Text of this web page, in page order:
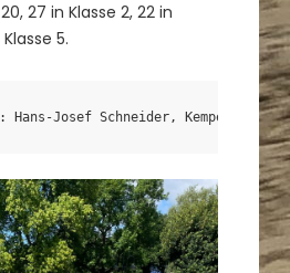
27 in Klasse 2, 22 in
5.
Josef Schneider, Kempenich